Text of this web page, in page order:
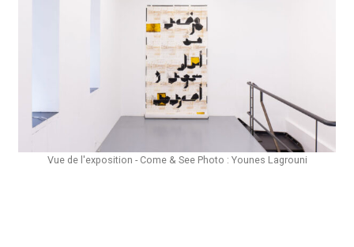
Vue de l'exposition - Come & See Photo : Younes Lagrouni